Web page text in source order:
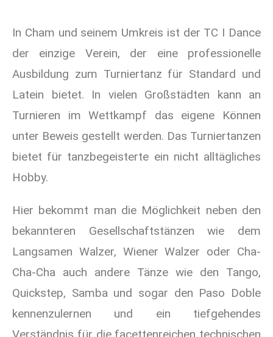
In Cham und seinem Umkreis ist der TC I Dance
der einzige Verein, der eine professionelle
Ausbildung zum Turniertanz für Standard und
Latein bietet. In vielen Großstädten kann an
Turnieren im Wettkampf das eigene Können
unter Beweis gestellt werden. Das Turniertanzen
bietet für tanzbegeisterte ein nicht alltägliches
Hobby.
Hier bekommt man die Möglichkeit neben den
bekannteren Gesellschaftstänzen wie dem
Langsamen Walzer, Wiener Walzer oder Cha-
Cha-Cha auch andere Tänze wie den Tango,
Quickstep, Samba und sogar den Paso Doble
kennenzulernen und ein tiefgehendes